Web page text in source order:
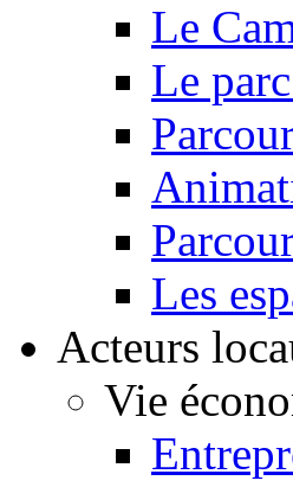
Le
Le
Les
Acteurs
Vie